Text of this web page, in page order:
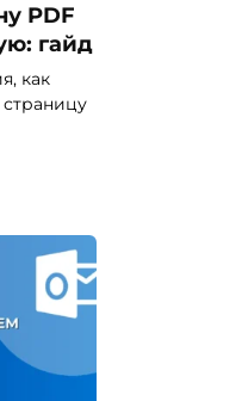
PDF
гайд
как
страницу